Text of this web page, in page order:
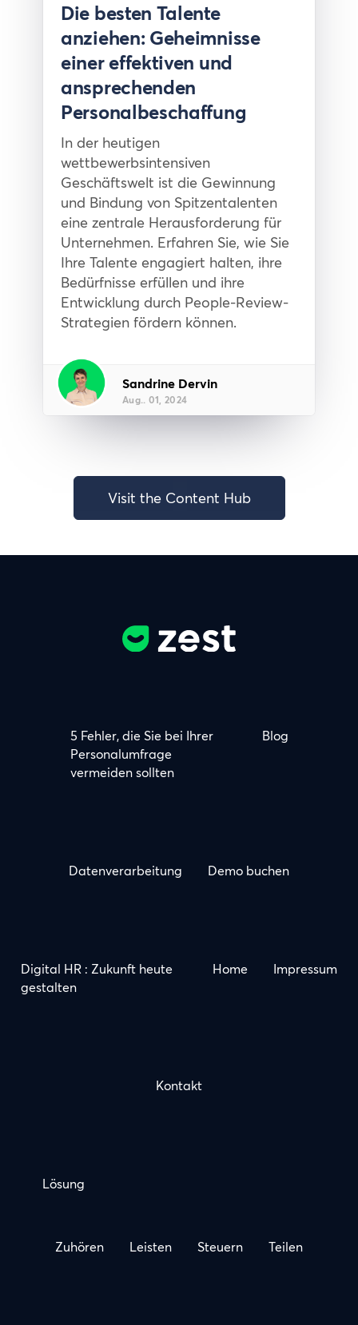
Die besten Talente
anziehen: Geheimnisse
einer effektiven und
ansprechenden
Personalbeschaffung
In der heutigen
wettbewerbsintensiven
Geschäftswelt ist die Gewinnung
und Bindung von Spitzentalenten
eine zentrale Herausforderung für
Unternehmen. Erfahren Sie, wie Sie
Ihre Talente engagiert halten, ihre
Bedürfnisse erfüllen und ihre
Entwicklung durch People-Review-
Strategien fördern können.
Sandrine Dervin
Aug.. 01, 2024
Visit the Content Hub
5 Fehler, die Sie bei Ihrer
Personalumfrage
vermeiden sollten
Blog
Datenverarbeitung Demo buchen
Digital HR : Zukunft heute
gestalten
Home Impressum
Kontakt
Lösung
Zuhören Leisten Steuern Teilen